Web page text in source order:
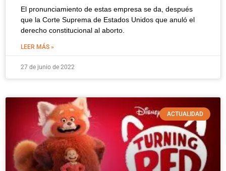
El pronunciamiento de estas empresa se da, después
que la Corte Suprema de Estados Unidos que anuló el
derecho constitucional al aborto.
LEER MÁS »
27 de junio de 2022
ACTUALIDAD